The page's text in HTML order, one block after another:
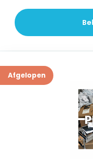
Afgelopen